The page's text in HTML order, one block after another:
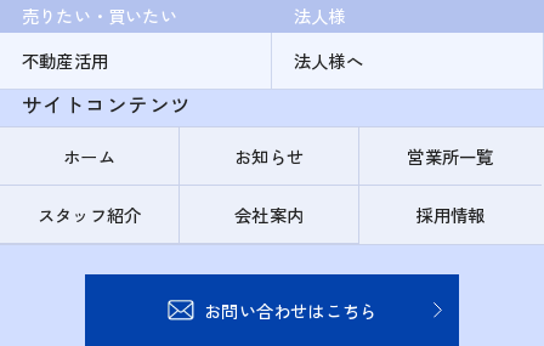
売りたい・買いたい
不動産活用
法人様
法人様へ
サイトコンテンツ
ホーム お知らせ 営業所一覧
スタッフ紹介 会社案内 採用情報
お問い合わせはこちら